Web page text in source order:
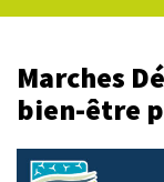
Marches
bien-être